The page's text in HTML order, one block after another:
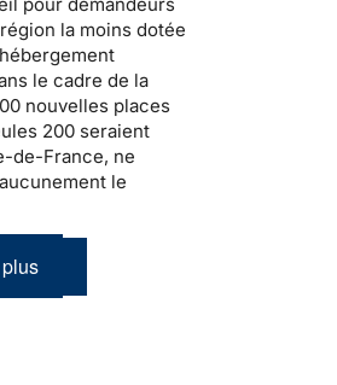
pour demandeurs
région la moins dotée
le cadre de la
nouvelles places
200 seraient
de-France, ne
le